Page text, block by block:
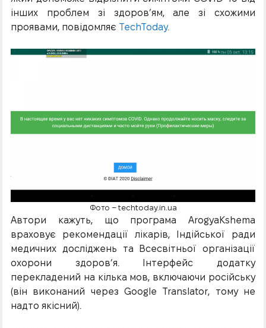
інших проблем зі здоров’ям, але зі схожими
проявами, повідомляє TechToday.
Фото – techtoday.in.ua
Автори кажуть, що програма ArogyaKshema
враховує рекомендації лікарів, Індійської ради
медичних досліджень та Всесвітньої організації
охорони здоров’я. Інтерфейс додатку
перекладений на кілька мов, включаючи російську
(він виконаний через Google Translator, тому не
надто якісний).